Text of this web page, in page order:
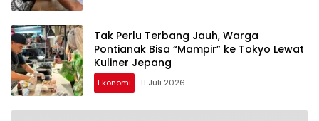
Tak Perlu Terbang Jauh, Warga
Pontianak Bisa “Mampir” ke Tokyo Lewat
Kuliner Jepang
Ekonomi 11 Juli 2026